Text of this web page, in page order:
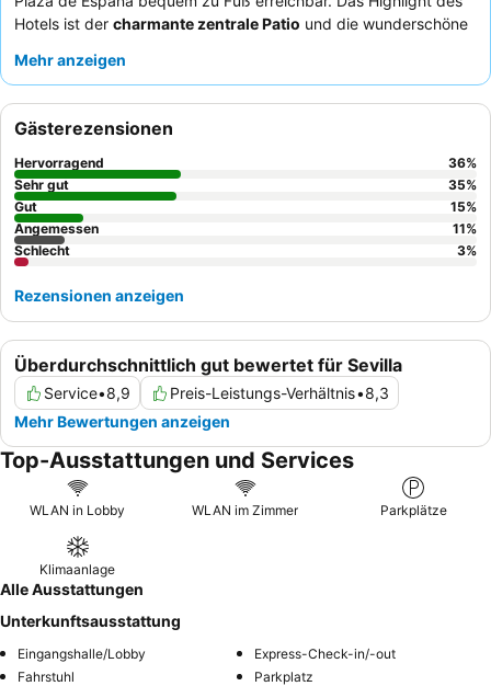
Hotels ist der charmante zentrale Patio und die wunderschöne
dasaufmerksame und professionelle Personal
Aufenthalt empfiehlt es sich, ein Zimmer mit Gartenblick
anzufragen.
Mehr anzeigen
Überdurchschnittlich gut bewertet für Sevilla
Service•8,9 Preis-Leistungs-Verhältnis•8,3
Mehr Bewertungen anzeigen
Gästerezensionen
Hervorragend 36%
Sehr gut
35%
Gut
15%
Angemessen
11%
Schlecht
3%
Rezensionen anzeigen
Top-Ausstattungen und Services
WLAN in Lobby WLAN im Zimmer Parkplätze
Klimaanlage
Alle Ausstattungen
Unterkunftsausstattung
Eingangshalle/Lobby
Express-Check-in/-out
Fahrstuhl
Parkplatz